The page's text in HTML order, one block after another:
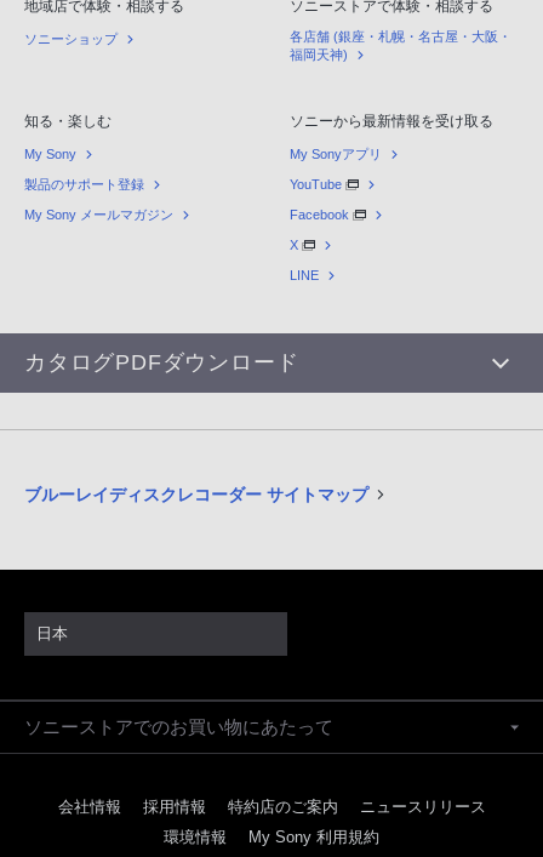
地域店で体験・相談する
ソニーショップ
ソニーストアで体験・相談する
各店舗 (銀座・札幌・名古屋・大阪・
福岡天神)
知る・楽しむ
My Sony
製品のサポート登録
My Sony メールマガジン
ソニーから最新情報を受け取る
My Sonyアプリ
YouTube
Facebook
X
LINE
カタログPDFダウンロード
ブルーレイディスクレコーダー サイトマップ
日本
ソニーストアでのお買い物にあたって
会社情報 採用情報 特約店のご案内
ニュースリリース
環境情報
My Sony 利用規約